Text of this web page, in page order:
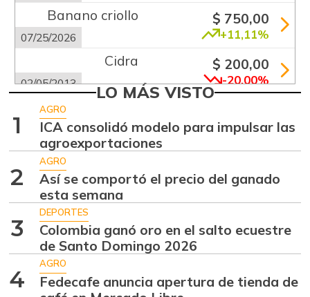
Banano criollo
07/25/2026
$ 750,00
+11,11%
Cidra
02/05/2013
$ 200,00
-20,00%
Guanábana
05/03/2026 -19,78%
Guayaba común
02/01/2014
$ 950,00
-
Limón Tahití
07/25/2026
$ 1.375,00
Limón mandarino
07/25/2026
Mandarina $ 4.750,00
LO MÁS VISTO
1
AGRO
ICA consolidó modelo para impulsar las
agroexportaciones
2
AGRO
Así se comportó el precio del ganado
esta semana
3
DEPORTES
Colombia ganó oro en el salto ecuestre
de Santo Domingo 2026
4
AGRO
Fedecafe anuncia apertura de tienda de